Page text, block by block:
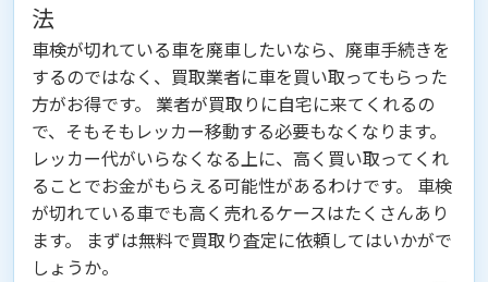
法
車検が切れている車を廃車したいなら、廃車手続きを
するのではなく、 買取業者に車を買い取ってもらった
方がお得です。
業者が買取りに自宅に来てくれるの
で、そもそもレッカー移動する必要もなくなります。
レッカー代がいらなくなる上に、高く買い取ってくれ
ることでお金がもらえる可能性があるわけです。 車検
が切れている車でも高く売れるケースはたくさんあり
ます。 まずは無料で買取り査定に依頼してはいかがで
しょうか。